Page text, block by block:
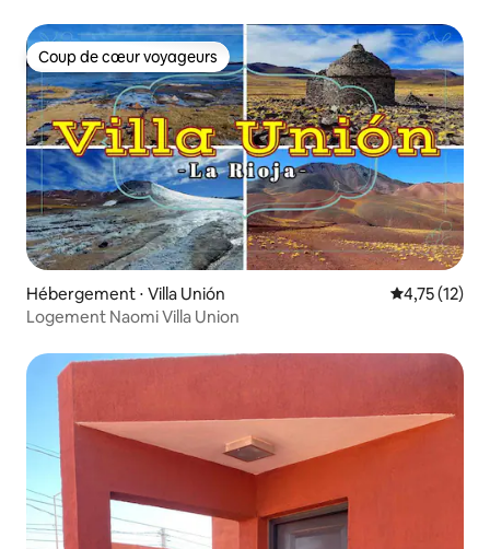
Coup de cœur voyageurs
Coup de cœur voyageurs
Hébergement ⋅ Villa Unión Évaluation
4,75 (12)
Logement Naomi Villa Union